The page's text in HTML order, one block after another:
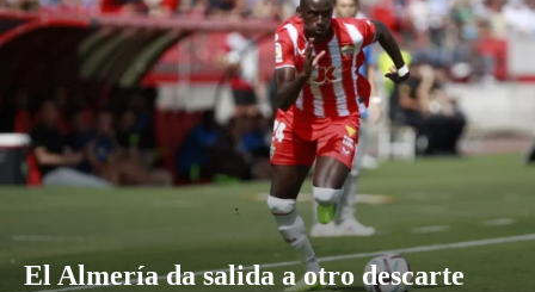
El Almería da salida a otro descarte